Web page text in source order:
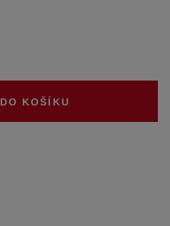
DO KOŠÍKU